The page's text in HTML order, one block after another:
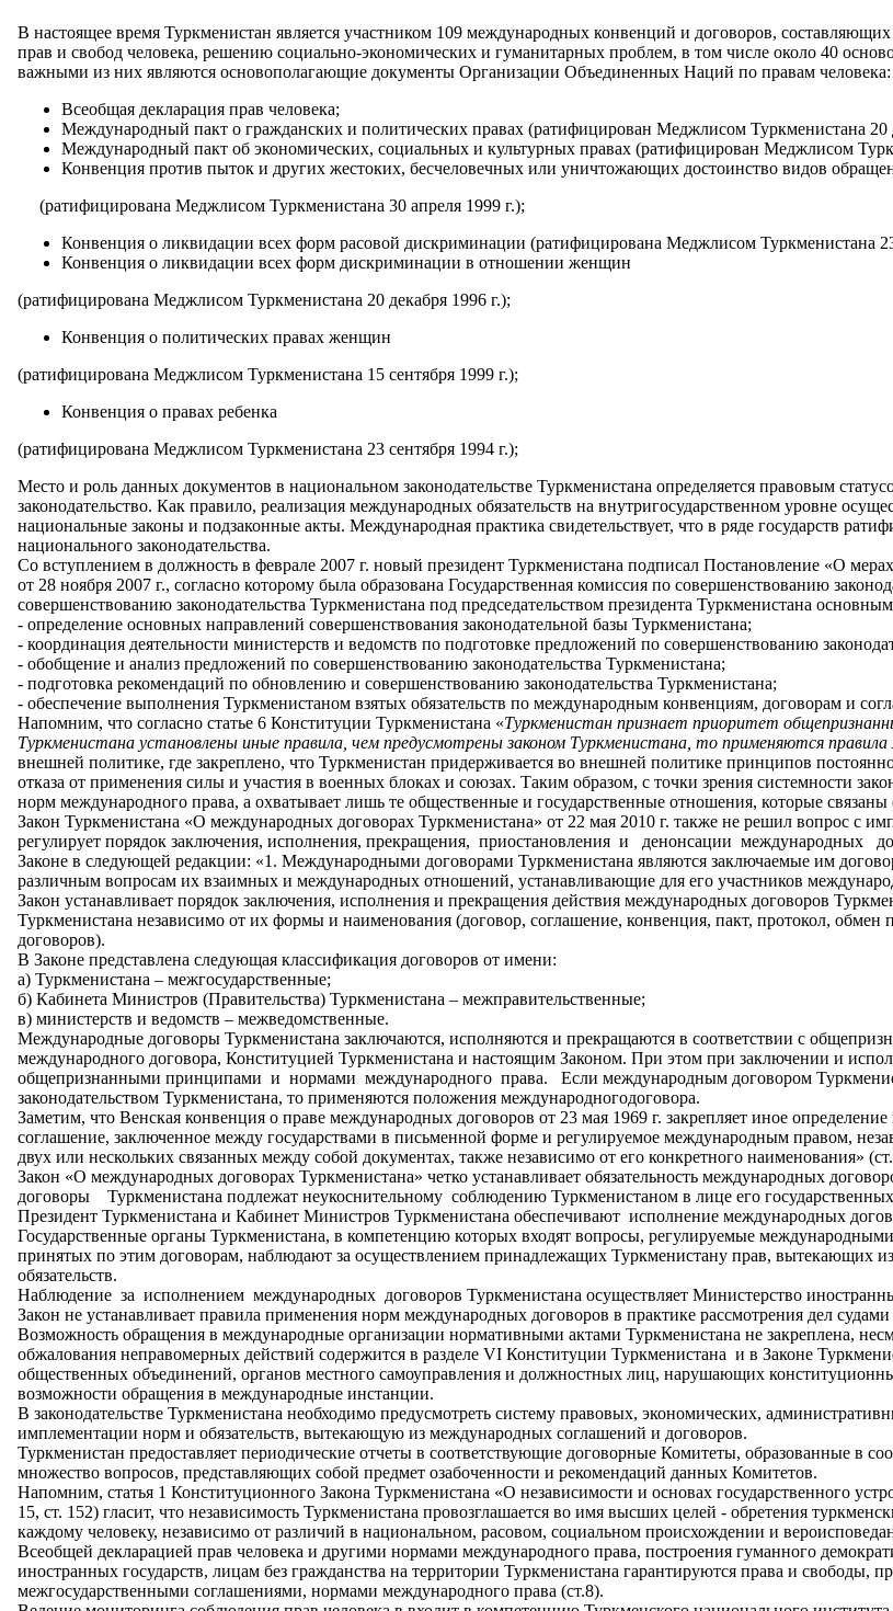
В настоящее время Туркменистан является участником 109 международных конвенций и договоров,
прав и свобод человека, решению социально-экономических и гуманитарных проблем, в том числе около 40
важными из них являются основополагающие документы Организации Объединенных Наций по правам человека:
Всеобщая декларация прав человека;
Международный пакт о гражданских и политических правах (ратифицирован Меджлисом Туркменистана 20
Международный пакт об экономических, социальных и культурных правах (ратифицирован Меджлисом
Конвенция против пыток и других жестоких, бесчеловечных или уничтожающих достоинство видов
(ратифицирована Меджлисом Туркменистана 30 апреля 1999 г.);
Конвенция о ликвидации всех форм расовой дискриминации (ратифицирована Меджлисом Туркменистана 23
Конвенция о ликвидации всех форм дискриминации в отношении женщин
(ратифицирована Меджлисом Туркменистана 20 декабря 1996 г.);
Конвенция о политических правах женщин
(ратифицирована Меджлисом Туркменистана 15 сентября 1999 г.);
Конвенция о правах ребенка
(ратифицирована Меджлисом Туркменистана 23 сентября 1994 г.);
Место и роль данных документов в национальном законодательстве Туркменистана определяется правовым
законодательство. Как правило, реализация международных обязательств на внутригосударственном уровне
национальные законы и подзаконные акты. Международная практика свидетельствует, что в ряде государств
национального законодательства.
Со вступлением в должность в феврале 2007 г. новый президент Туркменистана подписал Постановление «О
от 28 ноября 2007 г., согласно которому была образована Государственная комиссия по совершенствованию
совершенствованию законодательства Туркменистана под председательством президента Туркменистана
- определение основных направлений совершенствования законодательной базы Туркменистана;
- координация деятельности министерств и ведомств по подготовке предложений по совершенствованию
- обобщение и анализ предложений по совершенствованию законодательства Туркменистана;
- подготовка рекомендаций по обновлению и совершенствованию законодательства Туркменистана;
- обеспечение выполнения Туркменистаном взятых обязательств по международным конвенциям, договорам и
Напомним, что согласно статье 6 Конституции Туркменистана «Туркменистан признает приоритет
Туркменистана установлены иные правила, чем предусмотрены законом Туркменистана, то применяются
внешней политике, где закреплено, что Туркменистан придерживается во внешней политике принципов
отказа от применения силы и участия в военных блоках и союзах. Таким образом, с точки зрения системности
норм международного права, а охватывает лишь те общественные и государственные отношения, которые
Закон Туркменистана «О международных договорах Туркменистана» от 22 мая 2010 г. также не решил вопрос с
регулирует порядок заключения, исполнения, прекращения, приостановления и денонсации международных
Законе в следующей редакции: «1. Международными договорами Туркменистана являются заключаемые им
различным вопросам их взаимных и международных отношений, устанавливающие для его участников
Закон устанавливает порядок заключения, исполнения и прекращения действия международных договоров
Туркменистана независимо от их формы и наименования (договор, соглашение, конвенция, пакт, протокол,
договоров).
В Законе представлена следующая классификация договоров от имени:
а) Туркменистана – межгосударственные;
б) Кабинета Министров (Правительства) Туркменистана – межправительственные;
в) министерств и ведомств – межведомственные.
Международные договоры Туркменистана заключаются, исполняются и прекращаются в соответствии с
международного договора, Конституцией Туркменистана и настоящим Законом. При этом при заключении и
общепризнанными принципами и нормами международного права. Если международным договором
законодательством Туркменистана, то применяются положения международногодоговора.
Заметим, что Венская конвенция о праве международных договоров от 23 мая 1969 г. закрепляет иное
соглашение, заключенное между государствами в письменной форме и регулируемое международным правом,
двух или нескольких связанных между собой документах, также независимо от его конкретного наименования»
Закон «О международных договорах Туркменистана» четко устанавливает обязательность международных
договоры Туркменистана подлежат неукоснительному соблюдению Туркменистаном в лице его
Президент Туркменистана и Кабинет Министров Туркменистана обеспечивают исполнение международных
Государственные органы Туркменистана, в компетенцию которых входят вопросы, регулируемые
принятых по этим договорам, наблюдают за осуществлением принадлежащих Туркменистану прав, вытекающих
обязательств.
Наблюдение за исполнением международных договоров Туркменистана осуществляет Министерство
Закон не устанавливает правила применения норм международных договоров в практике рассмотрения дел
Возможность обращения в международные организации нормативными актами Туркменистана не закреплена,
обжалования неправомерных действий содержится в разделе VI Конституции Туркменистана и в Законе
общественных объединений, органов местного самоуправления и должностных лиц, нарушающих
возможности обращения в международные инстанции.
В законодательстве Туркменистана необходимо предусмотреть систему правовых, экономических,
имплементации норм и обязательств, вытекающую из международных соглашений и договоров.
Туркменистан предоставляет периодические отчеты в соответствующие договорные Комитеты, образованные в
множество вопросов, представляющих собой предмет озабоченности и рекомендаций данных Комитетов.
Напомним, статья 1 Конституционного Закона Туркменистана «О независимости и основах государственного
15, ст. 152) гласит, что независимость Туркменистана провозглашается во имя высших целей - обретения
каждому человеку, независимо от различий в национальном, расовом, социальном происхождении и
Всеобщей декларацией прав человека и другими нормами международного права, построения гуманного
иностранных государств, лицам без гражданства на территории Туркменистана гарантируются права и свободы,
межгосударственными соглашениями, нормами международного права (ст.8).